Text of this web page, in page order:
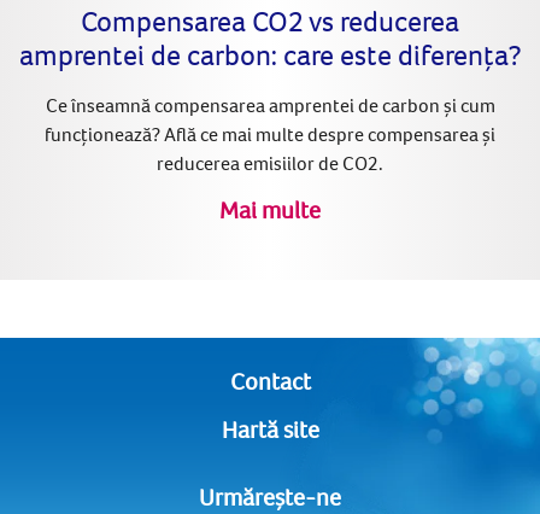
Compensarea CO2 vs reducerea
amprentei de carbon: care este diferența?
Ce înseamnă compensarea amprentei de carbon și cum
funcționează? Află ce mai multe despre compensarea și
reducerea emisiilor de CO2.
Mai multe
Contact
Hartă site
Urmărește-ne